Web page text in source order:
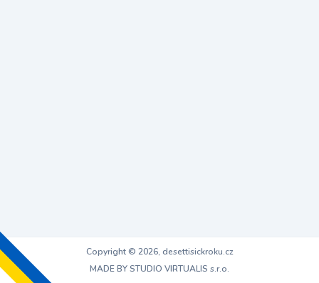
Copyright © 2026, desettisickroku.cz
MADE BY STUDIO VIRTUALIS s.r.o.